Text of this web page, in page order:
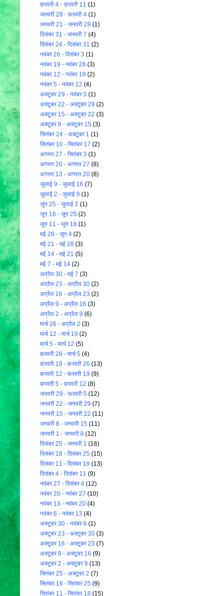
फ़रवरी 4 - फ़रवरी 11 (1)
जनवरी 28 - फ़रवरी 4 (1)
जनवरी 21 - जनवरी 28 (1)
दिसंबर 31 - जनवरी 7 (4)
दिसंबर 24 - दिसंबर 31 (2)
नवंबर 26 - दिसंबर 3 (1)
नवंबर 19 - नवंबर 26 (3)
नवंबर 12 - नवंबर 19 (2)
नवंबर 5 - नवंबर 12 (4)
अक्टूबर 29 - नवंबर 5 (1)
अक्टूबर 22 - अक्टूबर 29 (2)
अक्टूबर 15 - अक्टूबर 22 (3)
अक्टूबर 8 - अक्टूबर 15 (3)
सितंबर 24 - अक्टूबर 1 (1)
सितंबर 10 - सितंबर 17 (2)
अगस्त 27 - सितंबर 3 (1)
अगस्त 20 - अगस्त 27 (8)
अगस्त 13 - अगस्त 20 (8)
जुलाई 9 - जुलाई 16 (7)
जुलाई 2 - जुलाई 9 (1)
जून 25 - जुलाई 2 (1)
जून 18 - जून 25 (2)
जून 11 - जून 18 (1)
मई 28 - जून 4 (2)
मई 21 - मई 28 (3)
मई 14 - मई 21 (5)
मई 7 - मई 14 (2)
अप्रैल 30 - मई 7 (3)
अप्रैल 23 - अप्रैल 30 (2)
अप्रैल 16 - अप्रैल 23 (2)
अप्रैल 9 - अप्रैल 16 (3)
अप्रैल 2 - अप्रैल 9 (6)
मार्च 26 - अप्रैल 2 (3)
मार्च 12 - मार्च 19 (2)
मार्च 5 - मार्च 12 (5)
फ़रवरी 26 - मार्च 5 (4)
फ़रवरी 19 - फ़रवरी 26 (13)
फ़रवरी 12 - फ़रवरी 19 (9)
फ़रवरी 5 - फ़रवरी 12 (8)
जनवरी 29 - फ़रवरी 5 (12)
जनवरी 22 - जनवरी 29 (7)
जनवरी 15 - जनवरी 22 (11)
जनवरी 8 - जनवरी 15 (11)
जनवरी 1 - जनवरी 8 (12)
दिसंबर 25 - जनवरी 1 (16)
दिसंबर 18 - दिसंबर 25 (15)
दिसंबर 11 - दिसंबर 18 (13)
दिसंबर 4 - दिसंबर 11 (9)
नवंबर 27 - दिसंबर 4 (12)
नवंबर 20 - नवंबर 27 (10)
नवंबर 13 - नवंबर 20 (4)
नवंबर 6 - नवंबर 13 (4)
अक्टूबर 30 - नवंबर 6 (1)
अक्टूबर 23 - अक्टूबर 30 (3)
अक्टूबर 16 - अक्टूबर 23 (7)
अक्टूबर 9 - अक्टूबर 16 (9)
अक्टूबर 2 - अक्टूबर 9 (13)
सितंबर 25 - अक्टूबर 2 (7)
सितंबर 18 - सितंबर 25 (9)
सितंबर 11 - सितंबर 18 (15)